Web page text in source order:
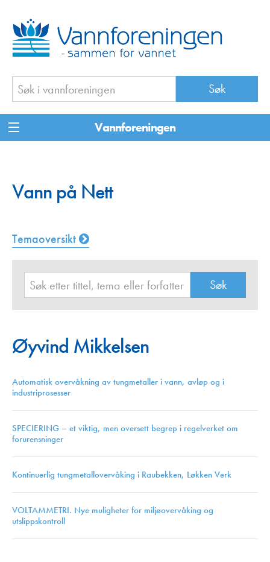
Vannforeningen
Vann på Nett
Temaoversikt
Øyvind Mikkelsen
Automatisk overvåkning av tungmetaller i vann, avløp og i
industriprosesser
SPECIERING – et viktig, men oversett begrep i regelverket om
forurensninger
Kontinuerlig tungmetallovervåking i Raubekken, Løkken Verk
VOLTAMMETRI. Nye muligheter for miljøovervåking og
utslippskontroll